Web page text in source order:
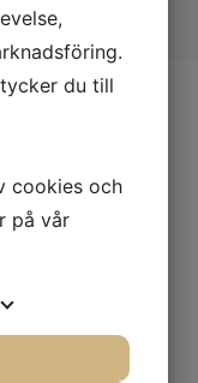
du till
cookies och
på vår